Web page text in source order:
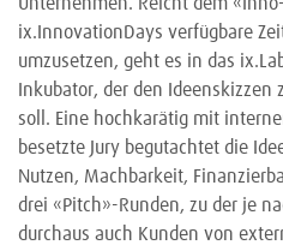
ix.InnovationDays verfügbare
umzusetzen, geht es in das
Inkubator, der den
soll. Eine hochkarätig mit
besetzte Jury begutachtet die
Nutzen, Machbarkeit,
drei «Pitch»-Runden, zu der je
durchaus auch Kunden von